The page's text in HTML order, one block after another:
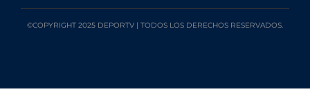
©COPYRIGHT 2025 DEPORTV | TODOS LOS DERECHOS RESERVADOS.